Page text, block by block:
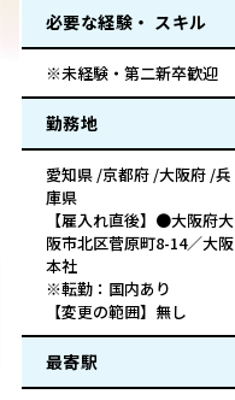
必要な経験・ スキル
※未経験・第二新卒歓迎
勤務地
愛知県 /京都府 /大阪府 /兵
庫県
【雇入れ直後】●大阪府大
阪市北区菅原町8-14／大阪
本社
※転勤：国内あり
【変更の範囲】無し
最寄駅